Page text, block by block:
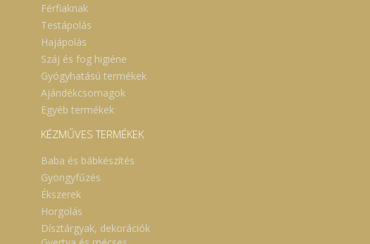
Férfiaknak
Testápolás
Hajápolás
Száj és fog higiéne
Gyógyhatású termékek
Ajándékcsomagok
Egyéb termékek
KÉZMŰVES TERMÉKEK
Baba és bábkészítés
Gyöngyfűzés
Ékszerek
Horgolás
Dísztárgyak, dekorációk